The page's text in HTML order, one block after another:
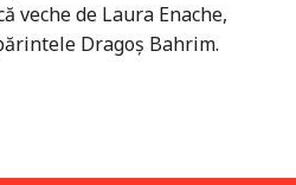
veche de Laura Enache,
Dragoş Bahrim.